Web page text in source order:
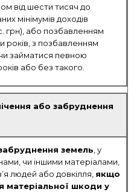
від шести тисяч до
мінімумів доходів
грн), або позбавленням
років, з позбавленням
займатися певною
або без такого.
або забруднення
земель, у
чи іншими матеріалами,
людей або довкілля, якщо
матеріальної шкоди у